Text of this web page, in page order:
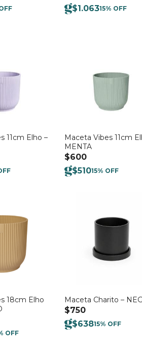
$1.06315% OFF
11cm Elho –
Maceta Vibes 11cm
MENTA
$600
$51015% OFF
18cm Elho
OFF
Maceta Charito –
$750
$63815% OFF